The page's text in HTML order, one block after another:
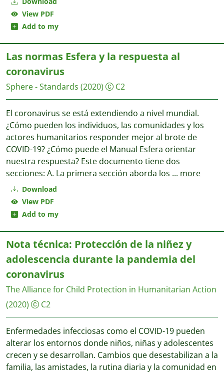
View PDF
Add to my
Download
View PDF
Add to my
Las normas Esfera y la respuesta al
coronavirus
Sphere - Standards (2020) C2
El coronavirus se está extendiendo a nivel mundial.
¿Cómo pueden los individuos, las comunidades y los
actores humanitarios responder mejor al brote de
COVID-19? ¿Cómo puede el Manual Esfera orientar
nuestra respuesta? Este documento tiene dos
secciones: A. La primera sección aborda los ... more
Nota técnica: Protección de la niñez y
adolescencia durante la pandemia del
coronavirus
The Alliance for Child Protection in Humanitarian Action
(2020)
C2
Enfermedades infecciosas como el COVID-19 pueden
alterar los entornos donde niños, niñas y adolescentes
crecen y se desarrollan. Cambios que desestabilizan a la
familia, las amistades, la rutina diaria y la comunidad en